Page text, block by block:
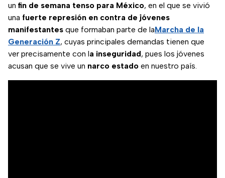
un fin de semana tenso para México, en el que se vivió
una fuerte represión en contra de jóvenes
manifestantes que formaban parte de laMarcha de la
Generación Z, cuyas principales demandas tienen que
ver precisamente con la inseguridad, pues los jóvenes
acusan que se vive un narco estado en nuestro país.